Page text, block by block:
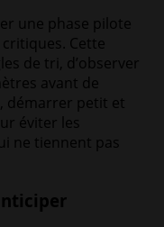
une phase pilote
Cette
de tri, d’observer
avant de
démarrer petit et
éviter les
ne tiennent pas